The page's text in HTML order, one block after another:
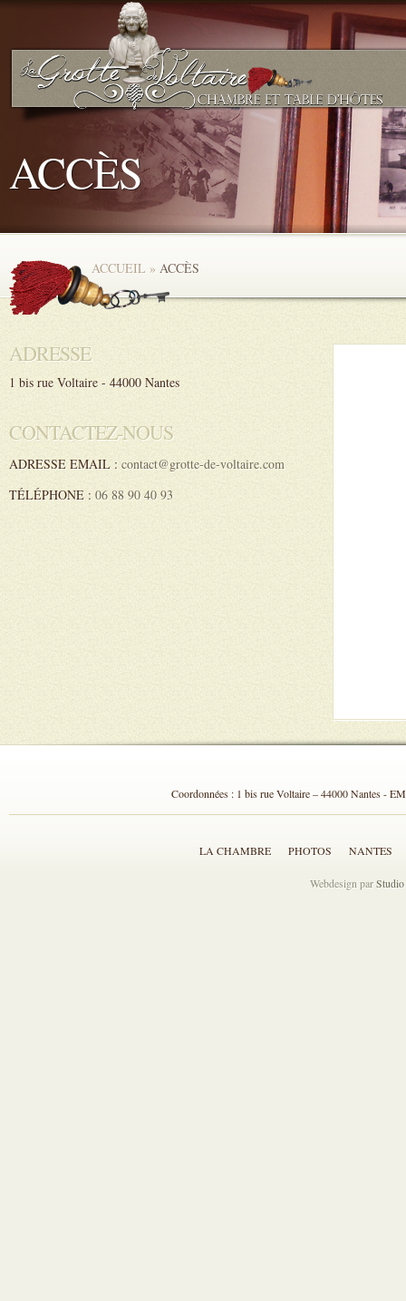
ACCÈS
ACCUEIL » ACCÈS
ADRESSE
1 bis rue Voltaire - 44000 Nantes
CONTACTEZ-NOUS
ADRESSE EMAIL : contact@grotte-de-voltaire.com
TÉLÉPHONE : 06 88 90 40 93
Coordonnées : 1 bis rue Voltaire – 44000 Nantes -
LA CHAMBRE PHOTOS NANTES
Webdesign par